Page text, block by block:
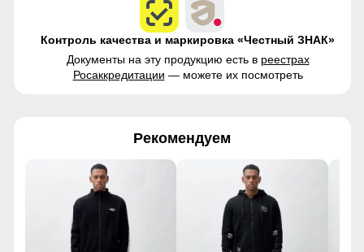
Контроль качества и маркировка «Честный ЗНАК»
Документы на эту продукцию есть в реестрах
Росаккредитации — можете их посмотреть
Рекомендуем